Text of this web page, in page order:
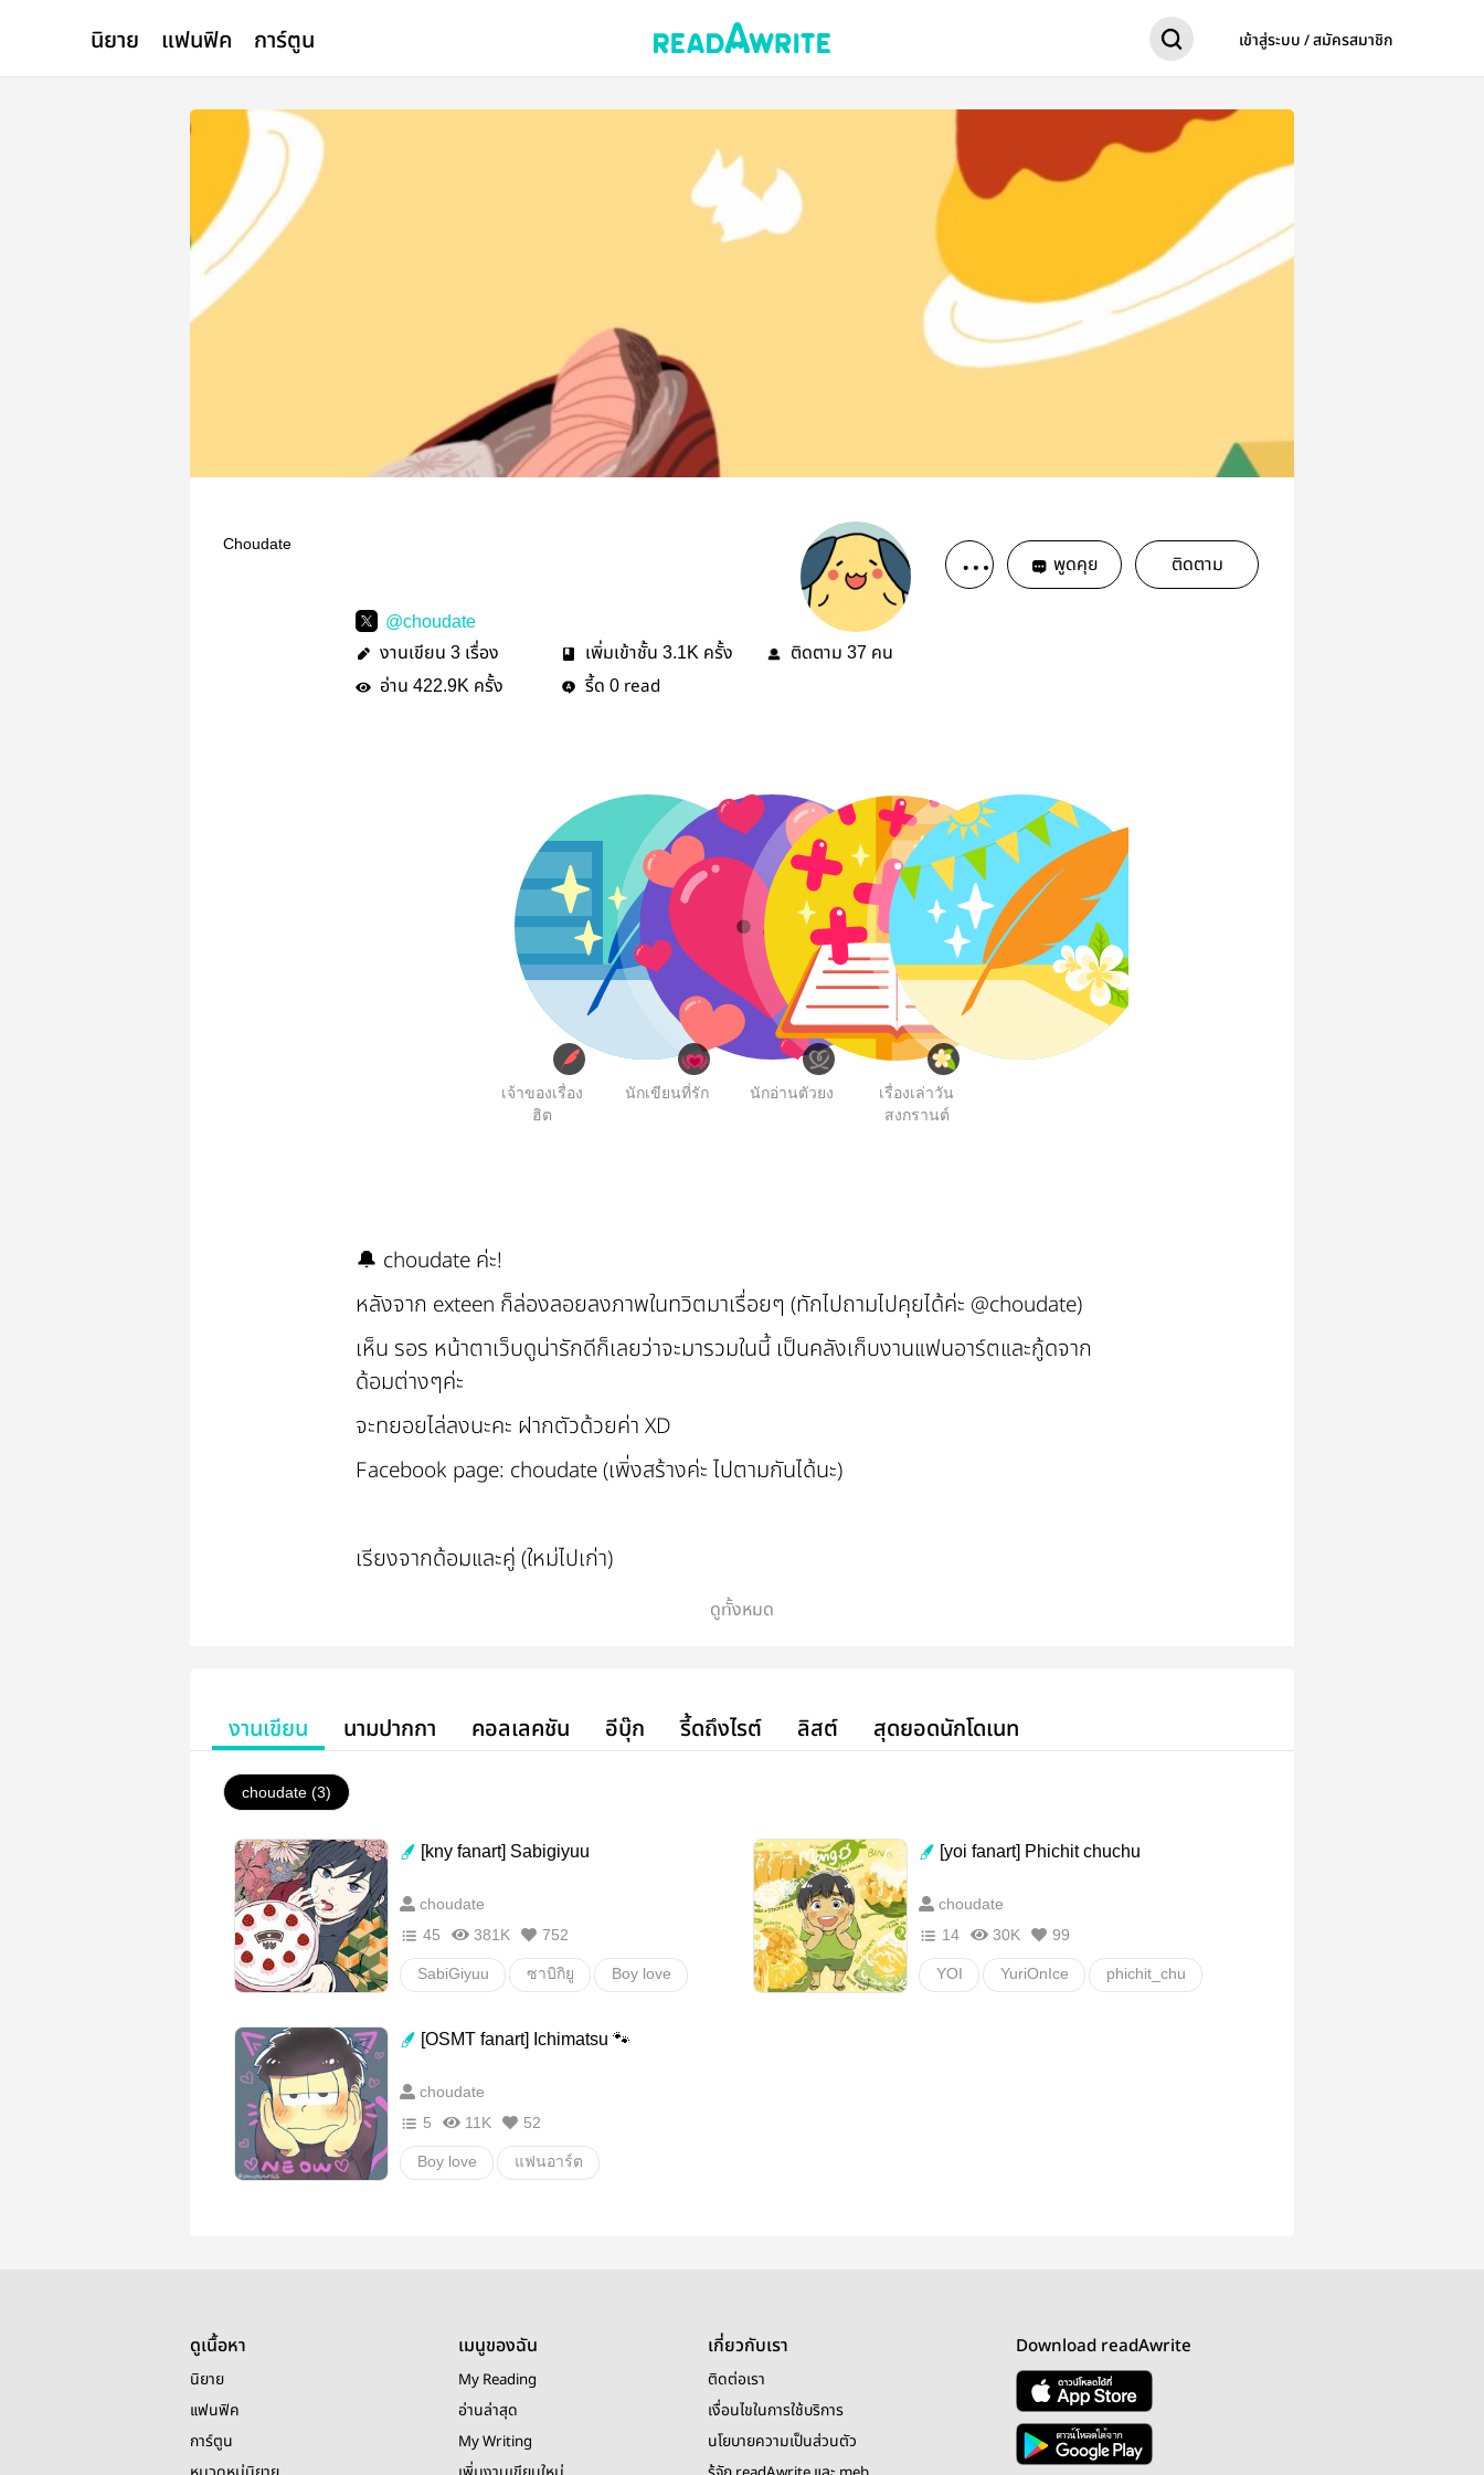
นิยาย แฟนฟิค การ์ตูน เข้าสู่ระบบ / สมัครสมาชิก
Choudate
พูดคุย ติดตาม
@choudate
งานเขียน 3 เรื่อง เพิ่มเข้าชั้น 3.1K ครั้ง ติดตาม 37 คน
อ่าน 422.9K ครั้ง รี้ด 0 read
เจ้าของเรื่อง
ฮิต
นักเขียนที่รัก นักอ่านตัวยง
เรื่องเล่าวัน
สงกรานต์
🔔 choudate ค่ะ!
หลังจาก exteen ก็ล่องลอยลงภาพในทวิตมาเรื่อยๆ (ทักไปถามไปคุยได้ค่ะ @choudate)
เห็น รอร หน้าตาเว็บดูน่ารักดีก็เลยว่าจะมารวมในนี้ เป็นคลังเก็บงานแฟนอาร์ตและกู้ดจาก
ด้อมต่างๆค่ะ
จะทยอยไล่ลงนะคะ ฝากตัวด้วยค่า XD
Facebook page: choudate (เพิ่งสร้างค่ะ ไปตามกันได้นะ)
เรียงจากด้อมและคู่ (ใหม่ไปเก่า)
🐾 YOI - PichitSeung-gil
ดูทั้งหมด
งานเขียน นามปากกา คอลเลคชัน อีบุ๊ก รี้ดถึงไรต์ ลิสต์ สุดยอดนักโดเนท
choudate (3)
[kny fanart] Sabigiyuu
choudate
45
381K 752
SabiGiyuu ซาบิกิยู Boy love
Kimetsu no Yaiba
สงกรานต์อ่านฟิน
[yoi fanart] Phichit chuchu
choudate
14
30K 99
YOI YuriOnIce phichit_chu
[OSMT fanart] Ichimatsu 🐾
choudate
5
11K 52
Boy love แฟนอาร์ต
ดูเนื้อหา
นิยาย
แฟนฟิค
การ์ตูน
เมนูของฉัน
My Reading
อ่านล่าสุด
My Writing
เกี่ยวกับเรา
ติดต่อเรา
เงื่อนไขในการใช้บริการ
นโยบายความเป็นส่วนตัว
Download readAwrite